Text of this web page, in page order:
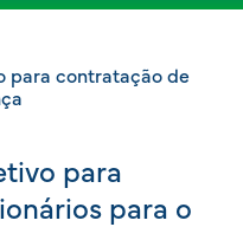
para contratação de
para
para o